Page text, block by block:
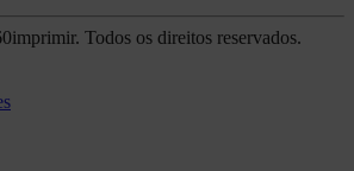
Todos os direitos reservados.